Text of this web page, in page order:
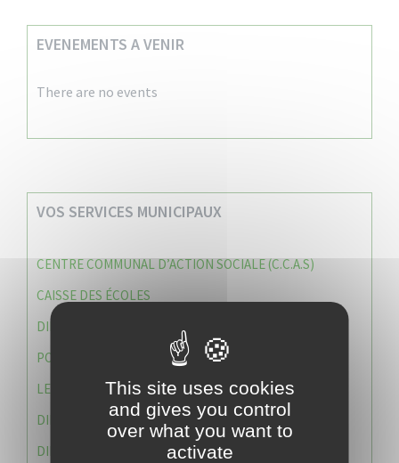
EVENEMENTS A VENIR
There are no events
VOS SERVICES MUNICIPAUX
CENTRE COMMUNAL D’ACTION SOCIALE (C.C.A.S)
CAISSE DES ÉCOLES
DIRECTION DES SERVICES TECHNIQUES
POLICE MUNICIPALE
LE CABINET DU MAIRE
DIRECTION DES RESSOURCES ET MOYENS
DIRECTION DU DEVELLOPPEMENT URBAIN DURABL
This site uses cookies
and gives you control
over what you want to
activate